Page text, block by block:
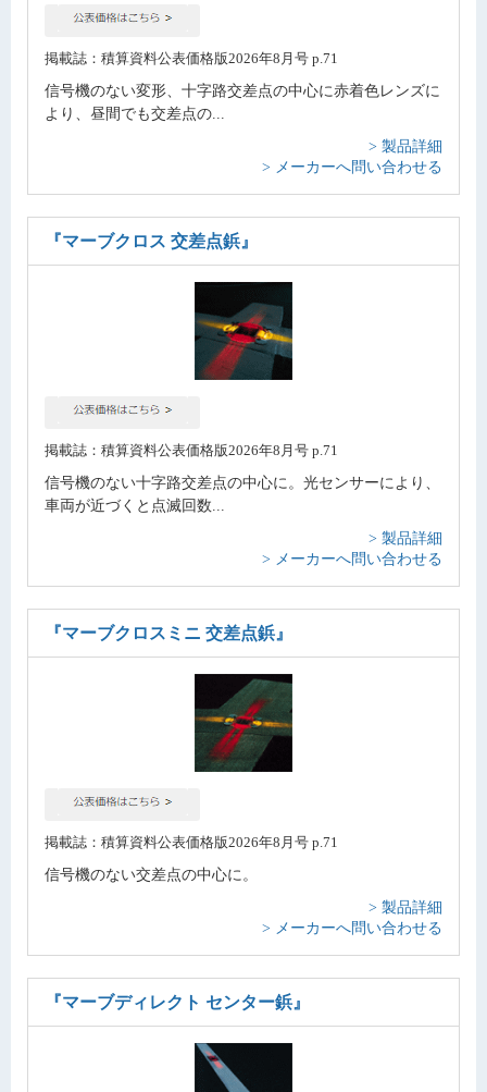
掲載誌：積算資料公表価格版2026年8月号 p.71
信号機のない変形、十字路交差点の中心に赤着色レンズに
より、昼間でも交差点の...
> 製品詳細
> メーカーへ問い合わせる
『マーブクロス 交差点鋲』
掲載誌：積算資料公表価格版2026年8月号 p.71
信号機のない十字路交差点の中心に。光センサーにより、
車両が近づくと点滅回数...
> 製品詳細
> メーカーへ問い合わせる
『マーブクロスミニ 交差点鋲』
掲載誌：積算資料公表価格版2026年8月号 p.71
信号機のない交差点の中心に。
> 製品詳細
> メーカーへ問い合わせる
『マーブディレクト センター鋲』